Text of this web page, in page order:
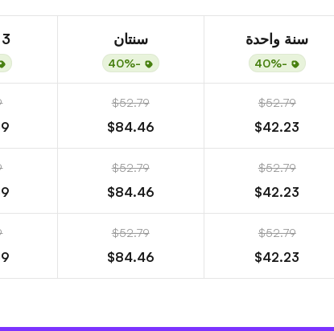
سنة واحدة
-40%
سنتان
-40%
3 سنوات
$52.79
$42.23
$52.79
$84.46
$52.79
$42.23
$52.79
$84.46
$52.79
$42.23
$52.79
$84.46